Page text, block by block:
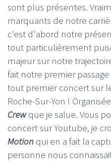
sont plus présentes.
marquants de notre
c'est d'abord notre
tout particulièrement
majeur sur notre
fait notre premier
tout premier concert sur
Roche-Sur-Yon !
Crewque je salue. Vous
concert sur Youtube, je
Motion qui en a fait la
personne nous